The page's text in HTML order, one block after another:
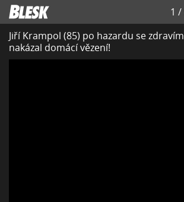
1 /
Jiří Krampol (85) po hazardu se
nakázal domácí vězení!